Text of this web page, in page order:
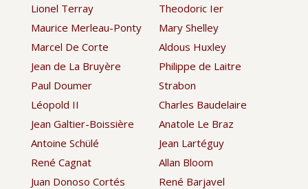
Lionel Terray
Maurice Merleau-Ponty
Marcel De Corte
Jean de La Bruyère
Paul Doumer
Léopold II
Jean Galtier-Boissière
Antoine Schülé
René Cagnat
Juan Donoso Cortés
Theodoric Ier
Mary Shelley
Aldous Huxley
Philippe de Laitre
Strabon
Charles Baudelaire
Anatole Le Braz
Jean Lartéguy
Allan Bloom
René Barjavel